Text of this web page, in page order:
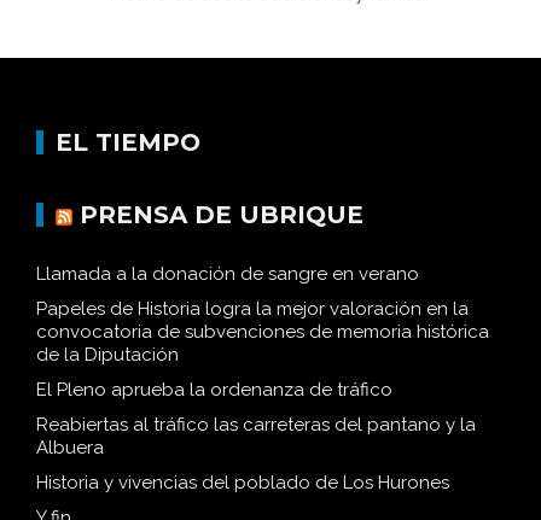
EL TIEMPO
PRENSA DE UBRIQUE
Llamada a la donación de sangre en verano
Papeles de Historia logra la mejor valoración en la
convocatoria de subvenciones de memoria histórica
de la Diputación
El Pleno aprueba la ordenanza de tráfico
Reabiertas al tráfico las carreteras del pantano y la
Albuera
Historia y vivencias del poblado de Los Hurones